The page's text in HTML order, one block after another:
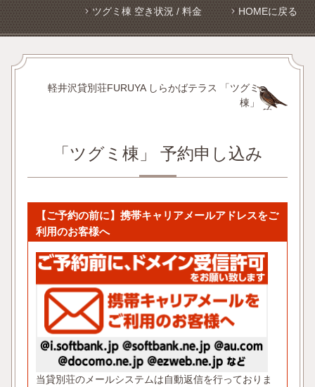
ツグミ棟 空き状況 / 料金 HOMEに戻る
軽井沢貸別荘FURUYA しらかばテラス 「ツグミ
棟」
「ツグミ棟」 予約申し込み
【ご予約の前に】携帯キャリアメールアドレスをご
利用のお客様へ
当貸別荘のメールシステムは自動返信を行っておりま